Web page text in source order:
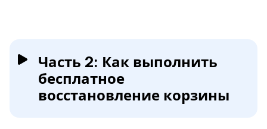
Часть 2: Как выполнить
бесплатное
восстановление корзины